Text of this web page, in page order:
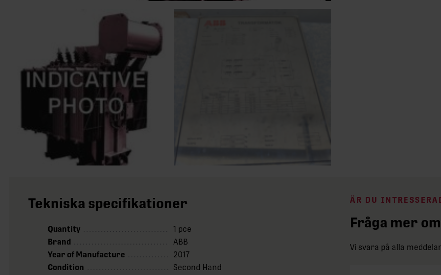
Tekniska specifikationer
Quantity
1 pce
Brand
ABB
Year of Manufacture
2017
Condition
Second Hand
ÄR DU
Fråga mer
Vi svara på alla